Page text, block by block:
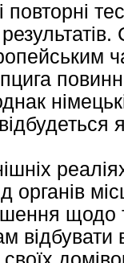
органів
щодо
відбувати